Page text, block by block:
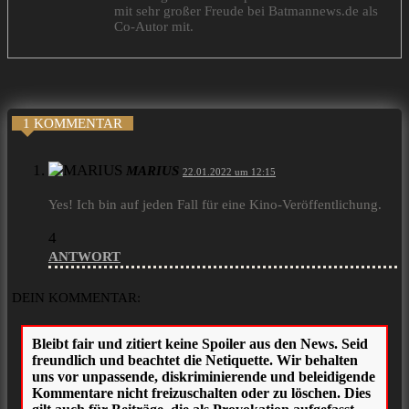
mit sehr großer Freude bei Batmannews.de als
Co-Autor mit.
1 KOMMENTAR
MARIUS 22.01.2022 um 12:15
Yes! Ich bin auf jeden Fall für eine Kino-Veröffentlichung.
4
ANTWORT
DEIN KOMMENTAR: